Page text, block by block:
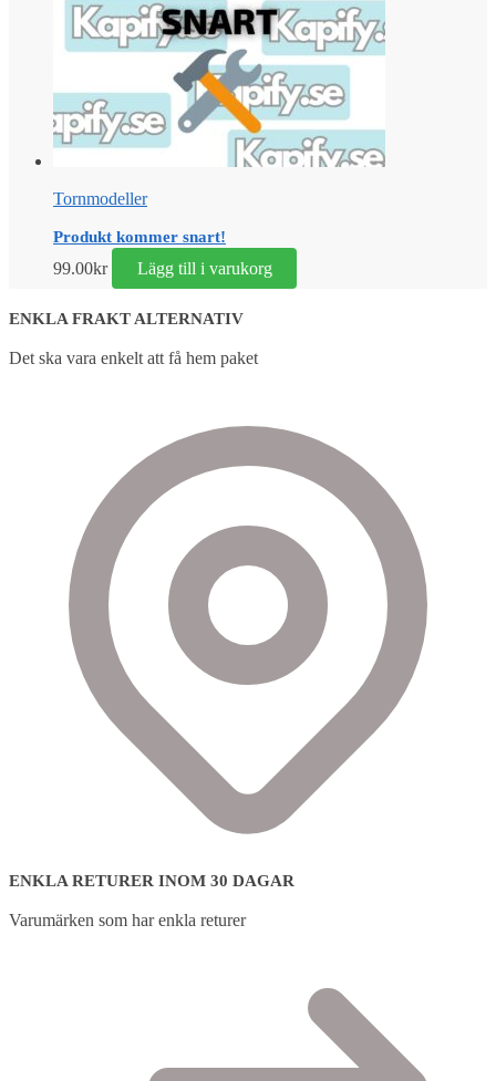
Tornmodeller
Produkt kommer snart!
99.00kr Lägg till i varukorg
ENKLA FRAKT ALTERNATIV
Det ska vara enkelt att få hem paket
ENKLA RETURER INOM 30 DAGAR
Varumärken som har enkla returer